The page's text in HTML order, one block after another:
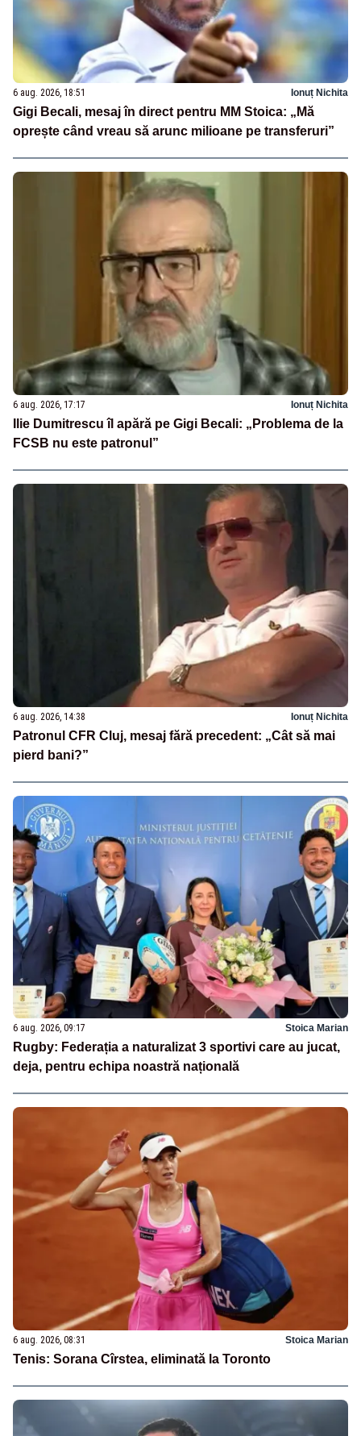
6 aug. 2026, 18:51 Ionuț Nichita
Gigi Becali, mesaj în direct pentru MM Stoica: „Mă
oprește când vreau să arunc milioane pe transferuri”
6 aug. 2026, 17:17 Ionuț Nichita
Ilie Dumitrescu îl apără pe Gigi Becali: „Problema de la
FCSB nu este patronul”
6 aug. 2026, 14:38 Ionuț Nichita
Patronul CFR Cluj, mesaj fără precedent: „Cât să mai
pierd bani?”
6 aug. 2026, 09:17 Stoica Marian
Rugby: Federația a naturalizat 3 sportivi care au jucat,
deja, pentru echipa noastră națională
6 aug. 2026, 08:31 Stoica Marian
Tenis: Sorana Cîrstea, eliminată la Toronto